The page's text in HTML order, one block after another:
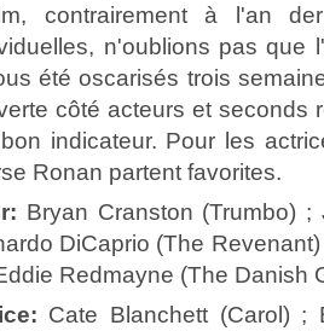
contrairement à l'an
n'oublions pas que
été oscarisés trois
côté acteurs et seconds
indicateur. Pour les
Ronan partent favorites.
Bryan Cranston (Trumbo)
DiCaprio (The
Redmayne (The Danish
Cate Blanchett (Carol) ;